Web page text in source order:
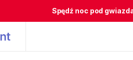
Spędź noc pod